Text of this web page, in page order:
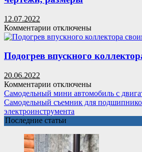
12.07.2022
Комментарии к
записи
зернодробилка
своими
чертежи,
размеры
отключены
Подогрев впускного
20.06.2022
Комментарии к
записи
Подогрев
впускного
коллектора
своими
руками
отключены
Самодельный мини автомобиль с
Самодельный съемник для
электроинструмента
Последние статьи